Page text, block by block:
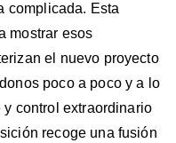
complicada. Esta
mostrar esos
el nuevo proyecto
poco a poco y a lo
y control extraordinario
recoge una fusión